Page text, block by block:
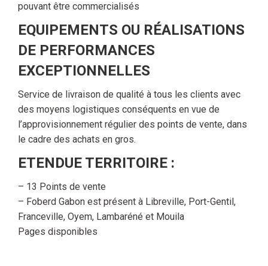
pouvant être commercialisés
EQUIPEMENTS OU RÉALISATIONS
DE PERFORMANCES
EXCEPTIONNELLES
Service de livraison de qualité à tous les clients avec
des moyens logistiques conséquents en vue de
l’approvisionnement régulier des points de vente, dans
le cadre des achats en gros.
ETENDUE TERRITOIRE :
– 13 Points de vente
– Foberd Gabon est présent à Libreville, Port-Gentil,
Franceville, Oyem, Lambaréné et Mouila
Pages disponibles